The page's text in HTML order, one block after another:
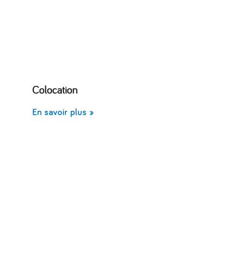
Colocation
En savoir plus »